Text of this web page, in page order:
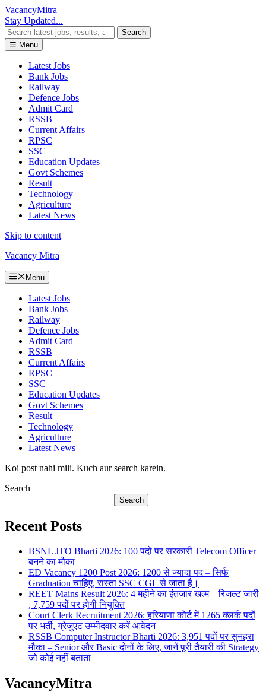
VacancyMitra
Stay Updated...
Search
☰ Menu
Latest Jobs
Bank Jobs
Railway
Defence Jobs
Admit Card
RSSB
Current Affairs
RPSC
SSC
Education Updates
Govt Schemes
Result
Technology
Agriculture
Latest News
Skip to content
Vacancy Mitra
Menu
Latest Jobs
Bank Jobs
Railway
Defence Jobs
Admit Card
RSSB
Current Affairs
RPSC
SSC
Education Updates
Govt Schemes
Result
Technology
Agriculture
Latest News
Koi post nahi mili. Kuch aur search karein.
Search
Search
Recent Posts
BSNL JTO Bharti 2026: 100 पदों पर सरकारी Telecom Officer
बनने का मौका
ED Vacancy 1200 Post 2026: 1200 से ज्यादा पद – सिर्फ
Graduation चाहिए, रास्ता SSC CGL से जाता है।
REET Mains Result 2026: 4 महीने का इंतजार खत्म – रिजल्ट जारी
, 7,759 पदों पर होगी नियुक्ति
Court Clerk Recruitment 2026: हरियाणा कोर्ट में 1265 क्लर्क पदों
पर भर्ती, ग्रेजुएट उम्मीदवार करें आवेदन
RSSB Computer Instructor Bharti 2026: 3,951 पदों पर सुनहरा
मौका – Senior और Basic दोनों के लिए, जानें पूरी तैयारी की Strategy
जो कोई नहीं बताता
VacancyMitra